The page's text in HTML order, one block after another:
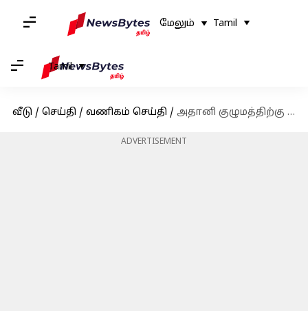
மேலும் Tamil
Tamil
வீடு / செய்தி / வணிகம் செய்தி / அதானி குழுமத்திற்கு எதிரான ஹிண்டன்பர்க் குற்றச்சாட்டுகள் தள்ளுபடி; செபி உத்தரவு
ADVERTISEMENT